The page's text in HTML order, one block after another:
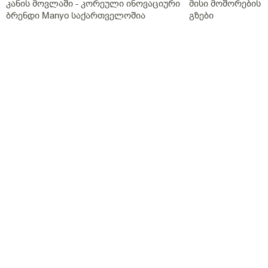
კანის მოვლაში - კორეული ინოვაციური
ბრენდი Manyo საქართველოშია
მისი მოშორების
გზები